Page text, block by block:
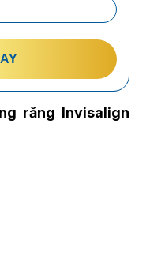
răng Invisalign